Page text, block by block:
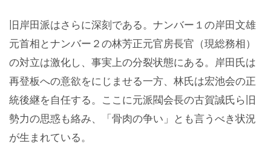
旧岸田派はさらに深刻である。ナンバー１の岸田文雄
元首相とナンバー２の林芳正元官房長官（現総務相）
の対立は激化し、事実上の分裂状態にある。岸田氏は
再登板への意欲をにじませる一方、林氏は宏池会の正
統後継を自任する。ここに元派閥会長の古賀誠氏ら旧
勢力の思惑も絡み、「骨肉の争い」とも言うべき状況
が生まれている。